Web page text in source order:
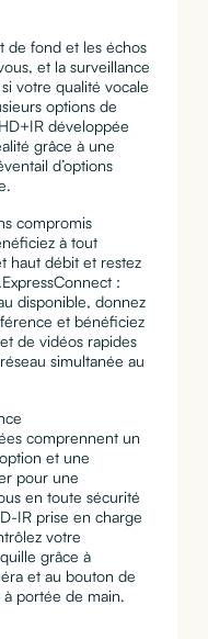
de fond et les échos
et la surveillance
votre qualité vocale
options de
développée
grâce à une
d’options
compromis
à tout
haut débit et restez
:
disponible, donnez
et bénéficiez
de vidéos rapides
simultanée au
comprennent un
et une
pour une
en toute sécurité
IR prise en charge
votre
grâce à
et au bouton de
portée de main.